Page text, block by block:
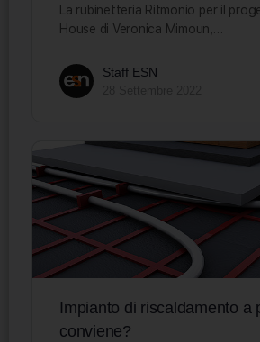
La rubinetteria Ritmonio per il
House di Veronica Mimoun,…
Staff ESN
Impianto di riscaldamento a
conviene?